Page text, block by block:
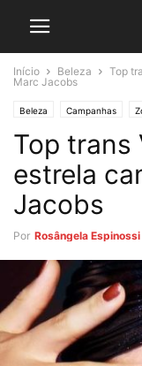
Início Beleza
Top
Marc Jacobs
Beleza Campanhas
Top trans
estrela
Jacobs
Por Rosângela Espinossi